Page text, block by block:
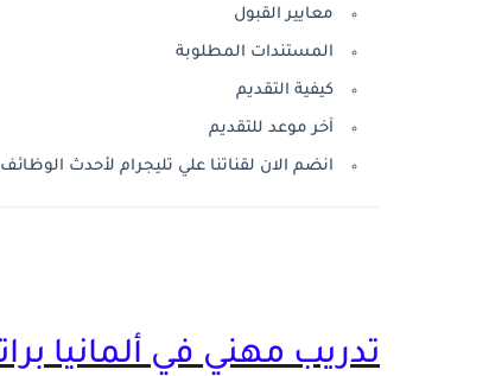
معايير القبول
المستندات المطلوبة
كيفية التقديم
آخر موعد للتقديم
انضم الان لقناتنا علي تليجرام لأحدث الوظائف